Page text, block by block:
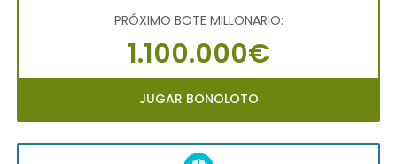
PRÓXIMO BOTE MILLONARIO:
1.100.000€
JUGAR BONOLOTO